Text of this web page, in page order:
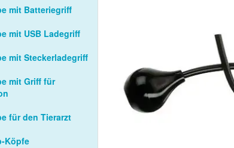
mit Batteriegriff
mit USB Ladegriff
mit Steckerladegriff
mit Griff für
für den Tierarzt
Köpfe